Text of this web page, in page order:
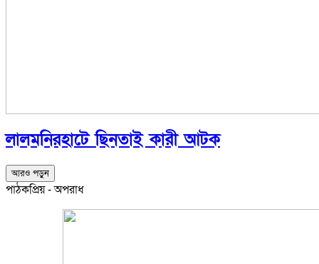
লালমনিরহাটে ছিনতাই কারী আটক
আরও পড়ুন
পাঠকপ্রিয় - অপরাধ